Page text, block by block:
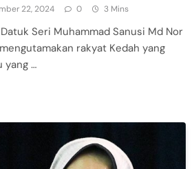
22, 2024 0 3 Mins
Seri Muhammad Sanusi Md Nor
rakyat Kedah yang
yang …